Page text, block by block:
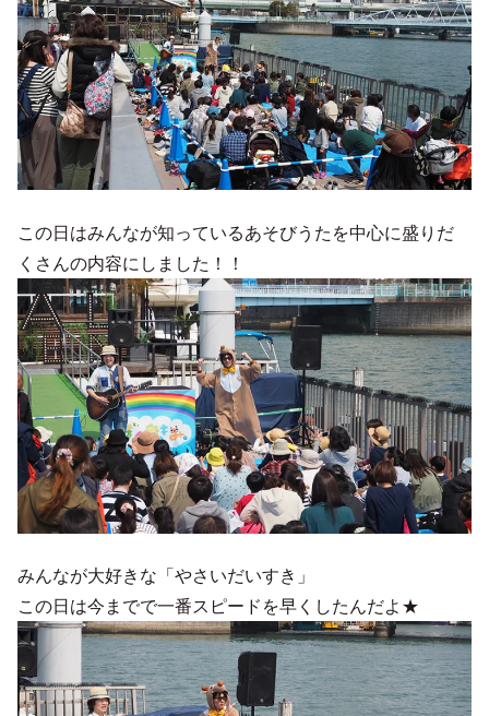
この日はみんなが知っているあそびうたを中心に盛りだ
くさんの内容にしました！！
みんなが大好きな「やさいだいすき」
この日は今までで一番スピードを早くしたんだよ★